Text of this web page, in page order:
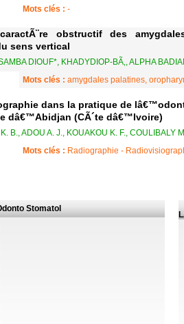
Mots clés : -
obstructif des
sens vertical
DIOUF*, KHADYDIOP-BÃ‚, ALPHA
Mots clés : amygdales palatines,
dans la pratique de
dâ€™Abidjan (CÃ´te dâ€™Ivoire)
B., ADOU A. J., KOUAKOU K. F., COULIBALY
Mots clés : Radiographie -
Stomatol